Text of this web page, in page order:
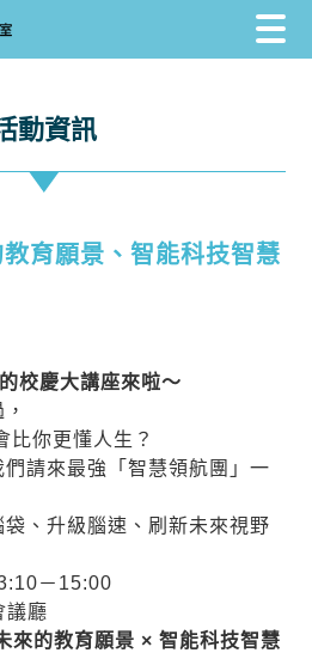
動資訊
育願景、智能科技智慧
校慶大講座來啦～
比你更懂人生？
請來最強「智慧領航團」一
、升級腦速、刷新未來視野
－15:00
議廳
來的教育願景 × 智能科技智慧